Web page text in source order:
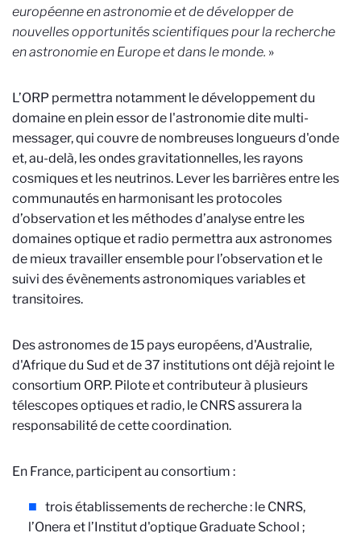
européenne en astronomie et de développer de
nouvelles opportunités scientifiques pour la recherche
en astronomie en Europe et dans le monde. »
L’ORP permettra notamment le développement du
domaine en plein essor de l'astronomie dite multi-
messager, qui couvre de nombreuses longueurs d'onde
et, au-delà, les ondes gravitationnelles, les rayons
cosmiques et les neutrinos. Lever les barrières entre les
communautés en harmonisant les protocoles
d’observation et les méthodes d’analyse entre les
domaines optique et radio permettra aux astronomes
de mieux travailler ensemble pour l’observation et le
suivi des évènements astronomiques variables et
transitoires.
Des astronomes de 15 pays européens, d'Australie,
d'Afrique du Sud et de 37 institutions ont déjà rejoint le
consortium ORP. Pilote et contributeur à plusieurs
télescopes optiques et radio, le CNRS assurera la
responsabilité de cette coordination.
En France, participent au consortium :
trois établissements de recherche : le CNRS,
l’Onera et l’Institut d'optique Graduate School ;